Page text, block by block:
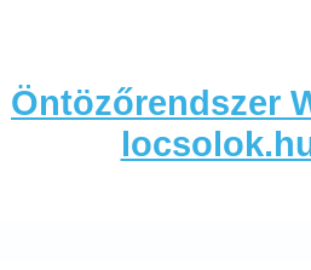
Öntözőrendszer